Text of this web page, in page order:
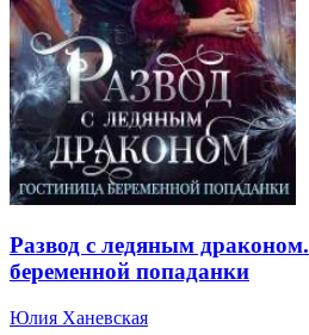
Развод с ледяным
беременной попаданки
Юлия Ханевская